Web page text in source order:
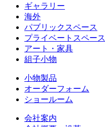
ギャラリー
海外
パブリックスペース
プライベートスペース
アート・家具
組子小物
小物製品
オーダーフォーム
ショールーム
会社案内